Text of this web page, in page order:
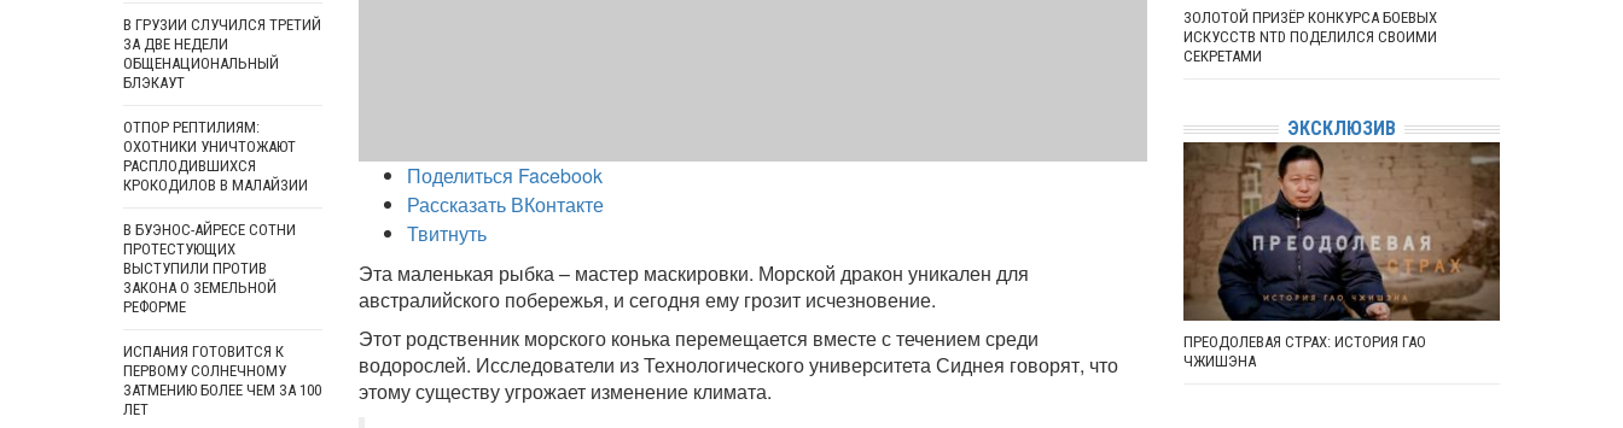
Поделиться Facebook
Рассказать ВКонтакте
Твитнуть
Эта маленькая рыбка – мастер маскировки. Морской дракон уникален для
австралийского побережья, и сегодня ему грозит исчезновение.
Этот родственник морского конька перемещается вместе с течением среди
водорослей. Исследователи из Технологического университета Сиднея говорят, что
этому существу угрожает изменение климата.
В ГРУЗИИ СЛУЧИЛСЯ ТРЕТИЙ
ЗА ДВЕ НЕДЕЛИ
ОБЩЕНАЦИОНАЛЬНЫЙ
БЛЭКАУТ
ОТПОР РЕПТИЛИЯМ:
ОХОТНИКИ УНИЧТОЖАЮТ
РАСПЛОДИВШИХСЯ
КРОКОДИЛОВ В МАЛАЙЗИИ
В БУЭНОС-АЙРЕСЕ СОТНИ
ПРОТЕСТУЮЩИХ
ВЫСТУПИЛИ ПРОТИВ
ЗАКОНА О ЗЕМЕЛЬНОЙ
РЕФОРМЕ
ИСПАНИЯ ГОТОВИТСЯ К
ПЕРВОМУ СОЛНЕЧНОМУ
ЗАТМЕНИЮ БОЛЕЕ ЧЕМ ЗА 100
ЛЕТ
ЗОЛОТОЙ ПРИЗЁР КОНКУРСА БОЕВЫХ
ИСКУССТВ NTD ПОДЕЛИЛСЯ СВОИМИ
СЕКРЕТАМИ
ЭКСКЛЮЗИВ
ПРЕОДОЛЕВАЯ СТРАХ: ИСТОРИЯ ГАО
ЧЖИШЭНА